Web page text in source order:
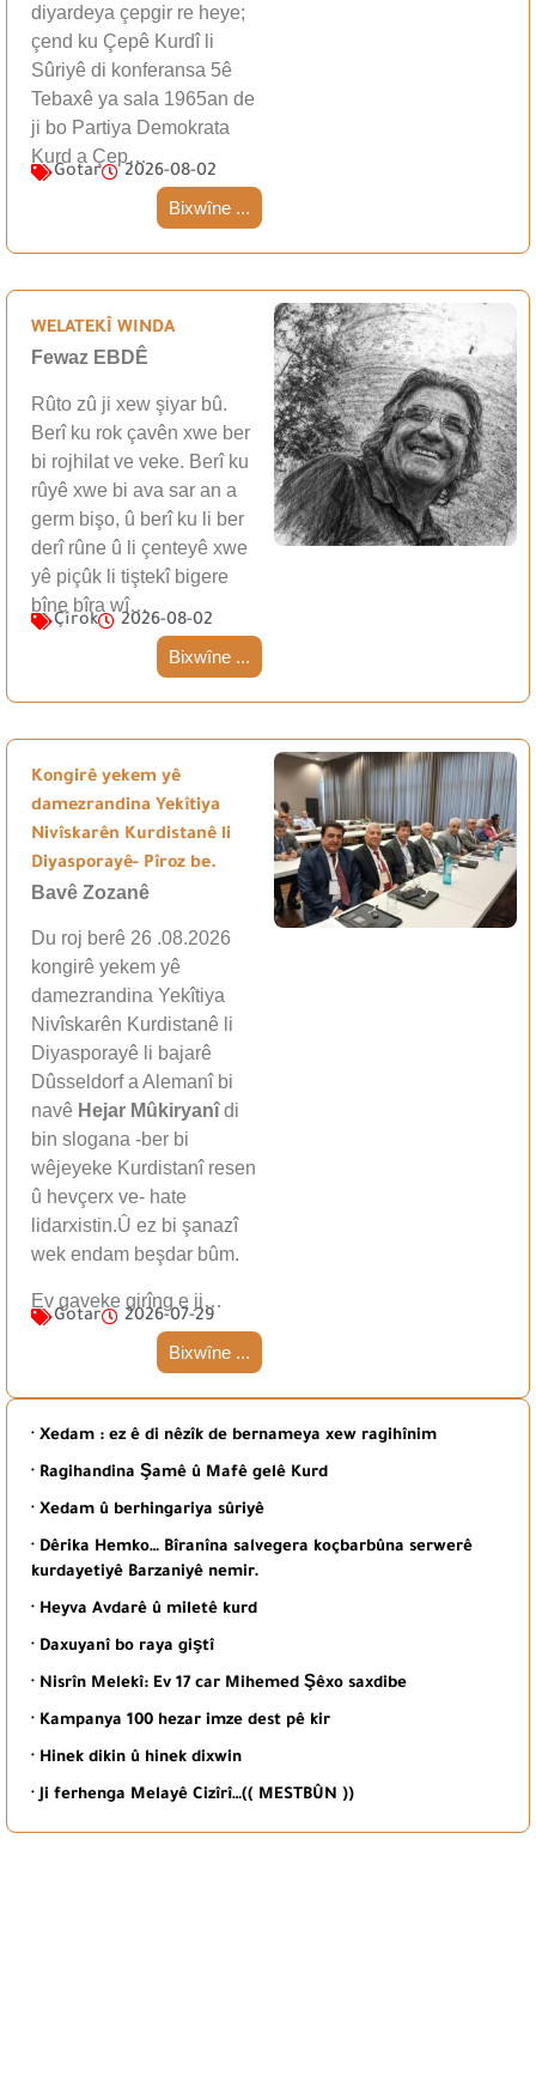
diyardeya çepgir re heye;
çend ku Çepê Kurdî li
Sûriyê di konferansa 5ê
Tebaxê ya sala 1965an de
ji bo Partiya Demokrata
Kurd a Çep…
Gotar 2026-08-02
Bixwîne ...
WELATEKÎ WINDA
Fewaz EBDÊ
Rûto zû ji xew şiyar bû.
Berî ku rok çavên xwe ber
bi rojhilat ve veke. Berî ku
rûyê xwe bi ava sar an a
germ bişo, û berî ku li ber
derî rûne û li çenteyê xwe
yê piçûk li tiştekî bigere
bîne bîra wî…
Çîrok 2026-08-02
Bixwîne ...
Kongirê yekem yê
damezrandina Yekîtiya
Nivîskarên Kurdistanê li
Diyasporayê- Pîroz be.
Bavê Zozanê
Du roj berê 26 .08.2026
kongirê yekem yê
damezrandina Yekîtiya
Nivîskarên Kurdistanê li
Diyasporayê li bajarê
Dûsseldorf a Alemanî bi
navê Hejar Mûkiryanîdi
bin slogana -ber bi
wêjeyeke Kurdistanî resen
û hevçerx ve- hate
lidarxistin.Û ez bi şanazî
wek endam beşdar bûm.
Ev gaveke girîng e ji…
Gotar 2026-07-29
Bixwîne ...
· Xedam : ez ê di nêzîk de bernameya xew ragihînim
· Ragihandina Şamê û Mafê gelê Kurd
· Xedam û berhingariya sûriyê
· Dêrika Hemko… Bîranîna salvegera koçbarbûna serwerê
kurdayetiyê Barzaniyê nemir.
· Heyva Avdarê û miletê kurd
· Daxuyanî bo raya giştî
· Nisrîn Melekî: Ev 17 car Mihemed Şêxo saxdibe
· Kampanya 100 hezar imze dest pê kir
· Hinek dikin û hinek dixwin
· Ji ferhenga Melayê Cizîrî…(( MESTBÛN ))